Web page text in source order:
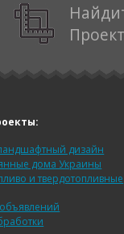
дизайн
дома Украины
и твердотопливные